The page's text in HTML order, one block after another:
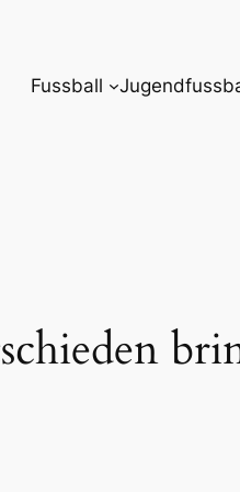
Fussball